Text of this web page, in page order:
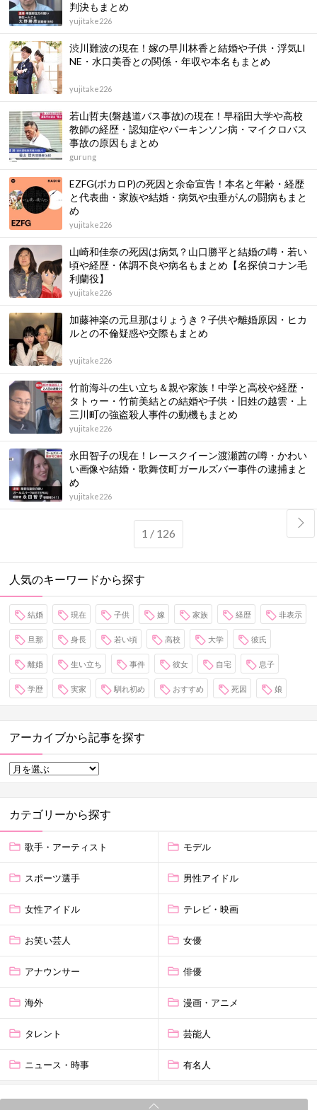
判決もまとめ
yujitake226
渋川難波の現在！嫁の早川林香と結婚や子供・浮気LI
NE・水口美香との関係・年収や本名もまとめ
yujitake226
若⼭哲夫(磐越道バス事故)の現在！早稲田大学や高校
教師の経歴・認知症やパーキンソン病・マイクロバス
事故の原因もまとめ
gurung
EZFG(ボカロP)の死因と余命宣告！本名と年齢・経歴
と代表曲・家族や結婚・病気や虫垂がんの闘病もまと
め
yujitake226
山崎和佳奈の死因は病気？山口勝平と結婚の噂・若い
頃や経歴・体調不良や病名もまとめ【名探偵コナン毛
利蘭役】
yujitake226
加藤神楽の元旦那はりょうき？子供や離婚原因・ヒカ
ルとの不倫疑惑や交際もまとめ
yujitake226
竹前海斗の生い立ち＆親や家族！中学と高校や経歴・
タトゥー・竹前美結との結婚や子供・旧姓の越雲・上
三川町の強盗殺人事件の動機もまとめ
yujitake226
永田智子の現在！レースクイーン渡瀬茜の噂・かわい
い画像や結婚・歌舞伎町ガールズバー事件の逮捕まと
め
yujitake226
1 / 126
人気のキーワードから探す
結婚 現在 子供 嫁 家族 経歴 非表示
旦那 身長 若い頃 高校 大学 彼氏
離婚 生い立ち 事件 彼女 自宅 息子
学歴 実家 馴れ初め おすすめ 死因 娘
アーカイブから記事を探す
カテゴリーから探す
歌手・アーティスト モデル
スポーツ選手 男性アイドル
女性アイドル テレビ・映画
お笑い芸人 女優
アナウンサー 俳優
海外 漫画・アニメ
タレント 芸能人
ニュース・時事 有名人